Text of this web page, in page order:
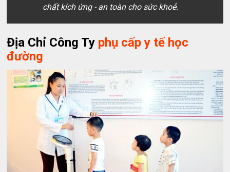
chất kích ứng - an toàn cho sức khoẻ.
Địa Chỉ Công Ty phụ cấp y tế học
đường